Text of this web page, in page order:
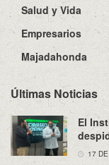
Salud y Vida
Empresarios
Majadahonda
Últimas Noticias
El
17